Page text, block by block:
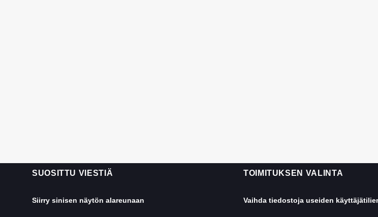
SUOSITTU VIESTIÄ
Siirry sinisen näytön alareunaan
TOIMITUKSEN VALINTA
Vaihda tiedostoja useiden